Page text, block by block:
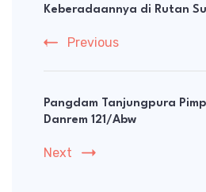
Keberadaannya di Rutan
Previous
Pangdam Tanjungpura
Danrem 121/Abw
Next